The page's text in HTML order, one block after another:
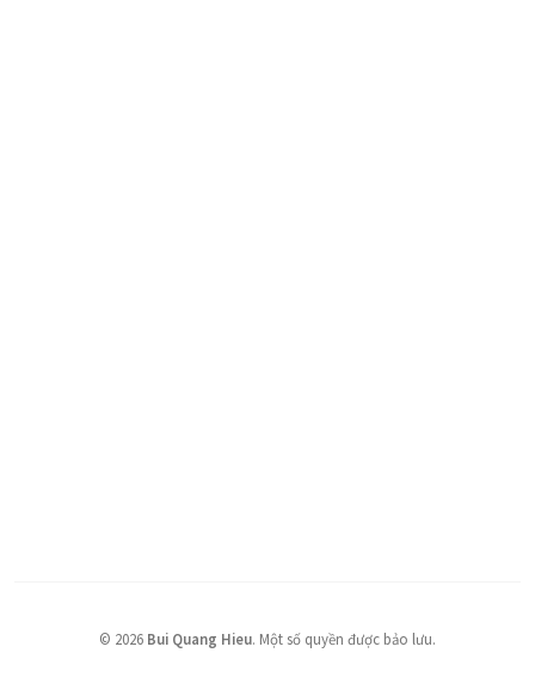
© 2026 Bui Quang Hieu. Một số quyền được bảo lưu.